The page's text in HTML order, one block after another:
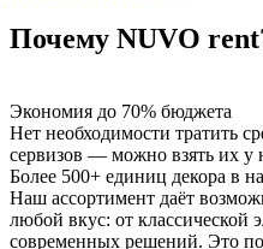
Почему NUVO
Экономия до 70% бюджета
Нет необходимости тратить
сервизов — можно взять их у
Более 500+ единиц декора в
Наш ассортимент даёт
любой вкус: от классической
современных решений. Это